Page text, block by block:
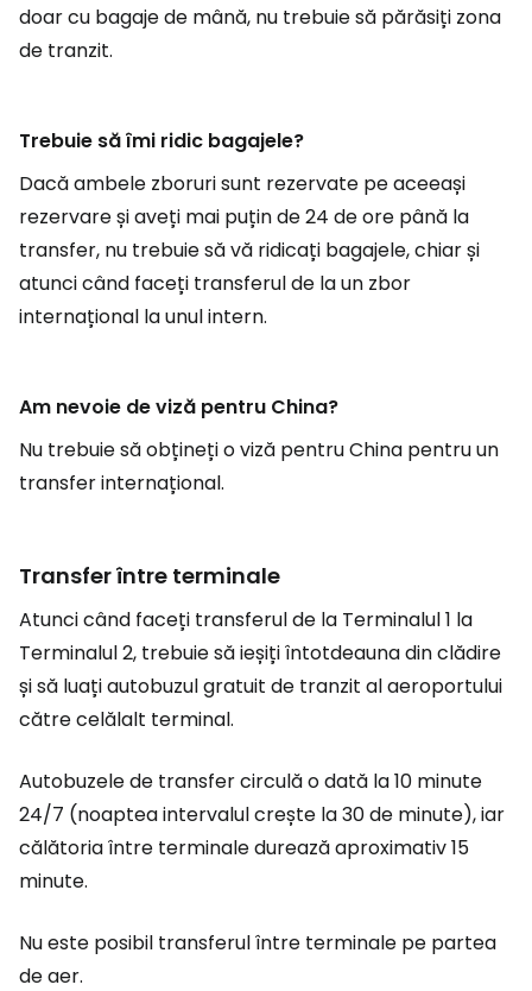
doar cu bagaje de mână, nu trebuie să părăsiți zona
de tranzit.
Trebuie să îmi ridic bagajele?
Dacă ambele zboruri sunt rezervate pe aceeași
rezervare și aveți mai puțin de 24 de ore până la
transfer, nu trebuie să vă ridicați bagajele, chiar și
atunci când faceți transferul de la un zbor
internațional la unul intern.
Am nevoie de viză pentru China?
Nu trebuie să obțineți o viză pentru China pentru un
transfer internațional.
Transfer între terminale
Atunci când faceți transferul de la Terminalul 1 la
Terminalul 2, trebuie să ieșiți întotdeauna din clădire
și să luați autobuzul gratuit de tranzit al aeroportului
către celălalt terminal.
Autobuzele de transfer circulă o dată la 10 minute
24/7 (noaptea intervalul crește la 30 de minute), iar
călătoria între terminale durează aproximativ 15
minute.
Nu este posibil transferul între terminale pe partea
de aer.